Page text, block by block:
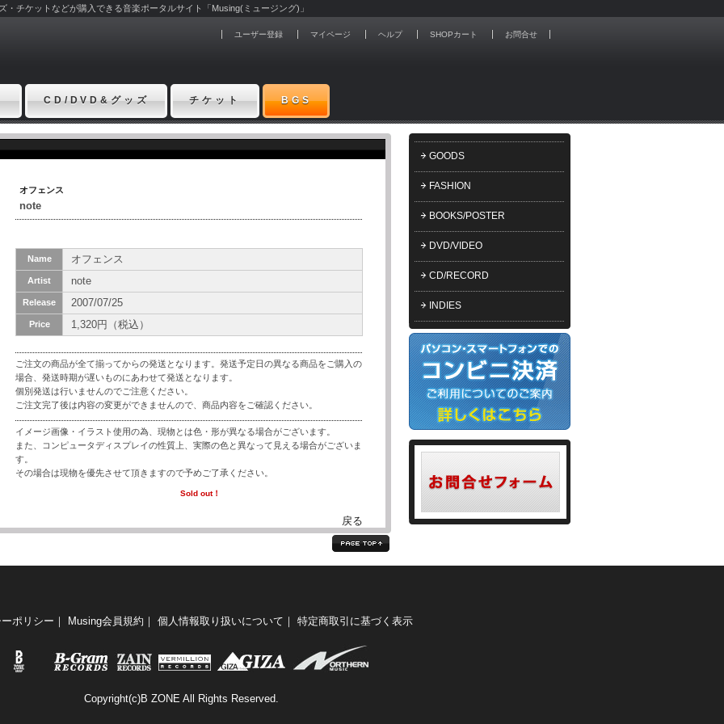
チケットなどが購入できる音楽ポータルサイト「Musing(ミュージング)」
ユーザー登録 マイページ ヘルプ SHOPカート お問合せ
CD/DVD&グッズ チケット BGS
GOODS
FASHION
BOOKS/POSTER
DVD/VIDEO
CD/RECORD
INDIES
オフェンス
note
Name オフェンス
Artist note
Release 2007/07/25
Price 1,320円（税込）
ご注文の商品が全て揃ってからの発送となります。発送予定日の異なる商品をご購入の
場合、発送時期が遅いものにあわせて発送となります。
個別発送は行いませんのでご注意ください。
ご注文完了後は内容の変更ができませんので、商品内容をご確認ください。
イメージ画像・イラスト使用の為、現物とは色・形が異なる場合がございます。
また、コンピュータディスプレイの性質上、実際の色と異なって見える場合がございま
す。
その場合は現物を優先させて頂きますので予めご了承ください。
Sold out！
戻る
ポリシー ｜ Musing会員規約 ｜ 個人情報取り扱いについて ｜ 特定商取引に基づく表示
Copyright(c)B ZONE All Rights Reserved.